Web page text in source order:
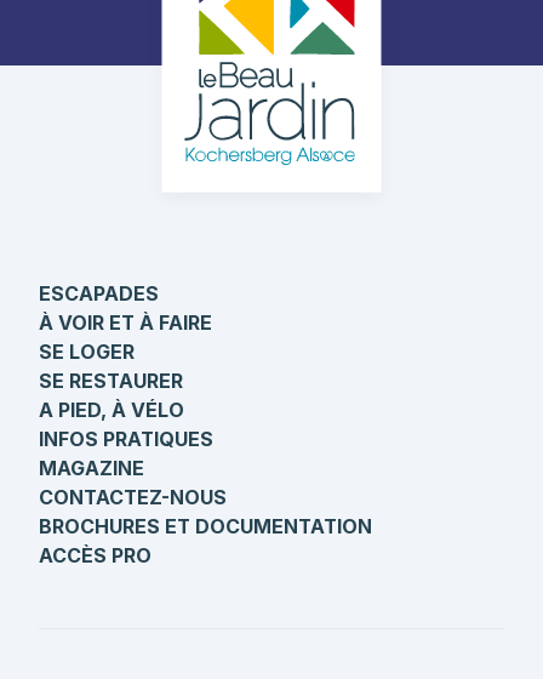
ESCAPADES
À VOIR ET À FAIRE
SE LOGER
SE RESTAURER
A PIED, À VÉLO
INFOS PRATIQUES
MAGAZINE
CONTACTEZ-NOUS
BROCHURES ET DOCUMENTATION
ACCÈS PRO